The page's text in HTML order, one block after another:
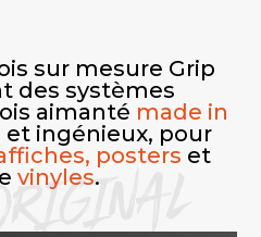
sur mesure Grip
des systèmes
aimanté made in
et ingénieux, pour
posters et
vinyles.